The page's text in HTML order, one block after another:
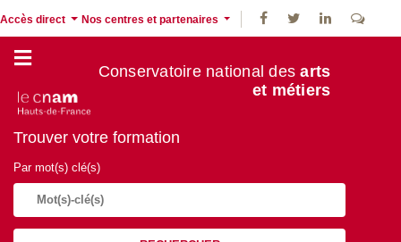
Accès direct Nos centres et partenaires
Conservatoire national desarts
et métiers
Trouver votre formation
Par mot(s) clé(s)